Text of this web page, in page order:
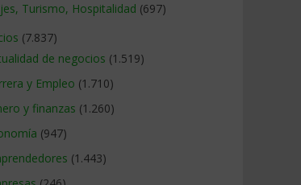
Turismo, Hospitalidad (697)
(7.837)
de negocios (1.519)
y Empleo (1.710)
y finanzas (1.260)
(947)
(1.443)